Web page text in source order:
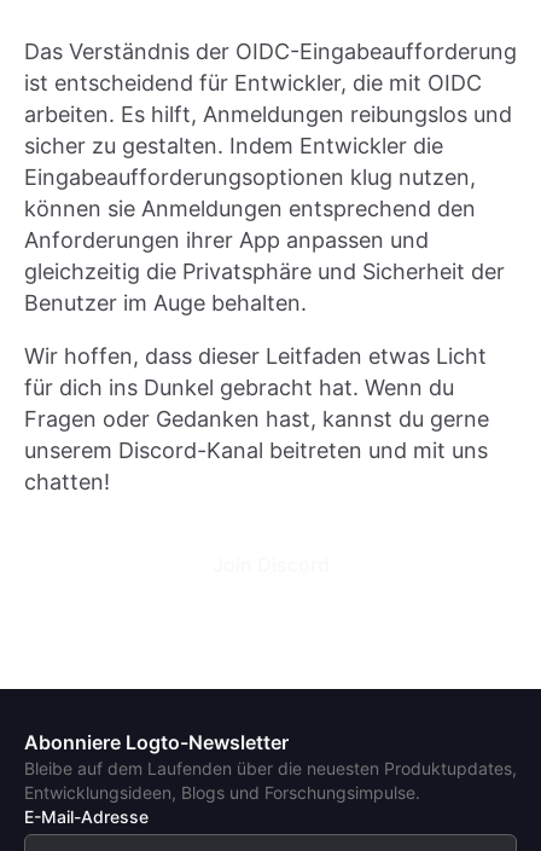
Das Verständnis der OIDC-Eingabeaufforderung
ist entscheidend für Entwickler, die mit OIDC
arbeiten. Es hilft, Anmeldungen reibungslos und
sicher zu gestalten. Indem Entwickler die
Eingabeaufforderungsoptionen klug nutzen,
können sie Anmeldungen entsprechend den
Anforderungen ihrer App anpassen und
gleichzeitig die Privatsphäre und Sicherheit der
Benutzer im Auge behalten.
Wir hoffen, dass dieser Leitfaden etwas Licht
für dich ins Dunkel gebracht hat. Wenn du
Fragen oder Gedanken hast, kannst du gerne
unserem Discord-Kanal beitreten und mit uns
chatten!
Abonniere Logto-Newsletter
Bleibe auf dem Laufenden über die neuesten Produktupdates,
Entwicklungsideen, Blogs und Forschungsimpulse.
E-Mail-Adresse